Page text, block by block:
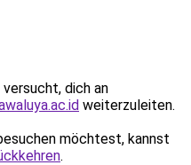
dich an
weiterzuleiten.
möchtest, kannst
.